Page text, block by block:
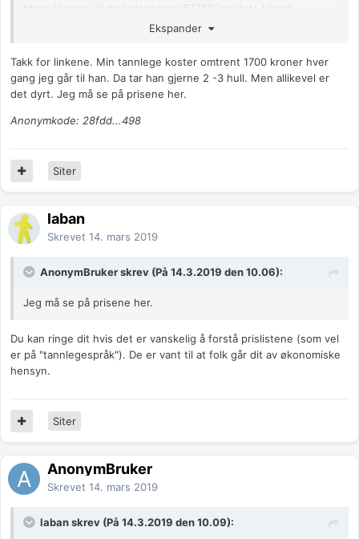
https://www.uib.no/odontologi/67369/institutt-klinisk-
Ellers er det vel noen litt rimeligere kjeder som har startet opp
i Norge i de siste årene, så du kan spare penger på å sjekke
Ekspander
Takk for linkene. Min tannlege koster omtrent 1700 kroner hver
gang jeg går til han. Da tar han gjerne 2 -3 hull. Men allikevel er
det dyrt. Jeg må se på prisene her.
Anonymkode: 28fdd...498
Siter
laban
Skrevet 14. mars 2019
AnonymBruker skrev (På 14.3.2019 den 10.06):
Jeg må se på prisene her.
Du kan ringe dit hvis det er vanskelig å forstå prislistene (som vel
er på "tannlegespråk"). De er vant til at folk går dit av økonomiske
hensyn.
Siter
AnonymBruker
Skrevet 14. mars 2019
laban skrev (På 14.3.2019 den 10.09):